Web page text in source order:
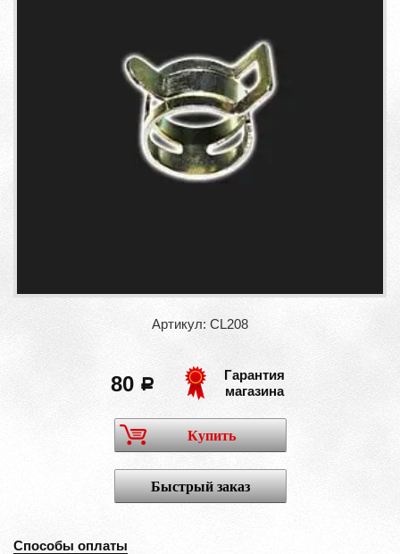
Артикул: CL208
80 a
Гарантия
магазина
Купить
Быстрый заказ
Способы оплаты